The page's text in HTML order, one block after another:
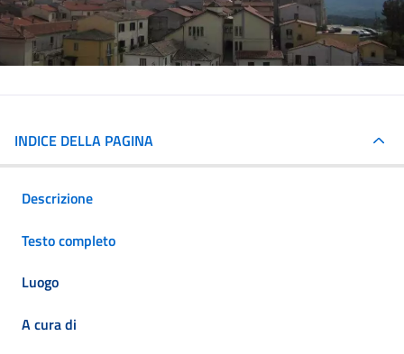
INDICE DELLA PAGINA
Descrizione
Testo completo
Luogo
A cura di